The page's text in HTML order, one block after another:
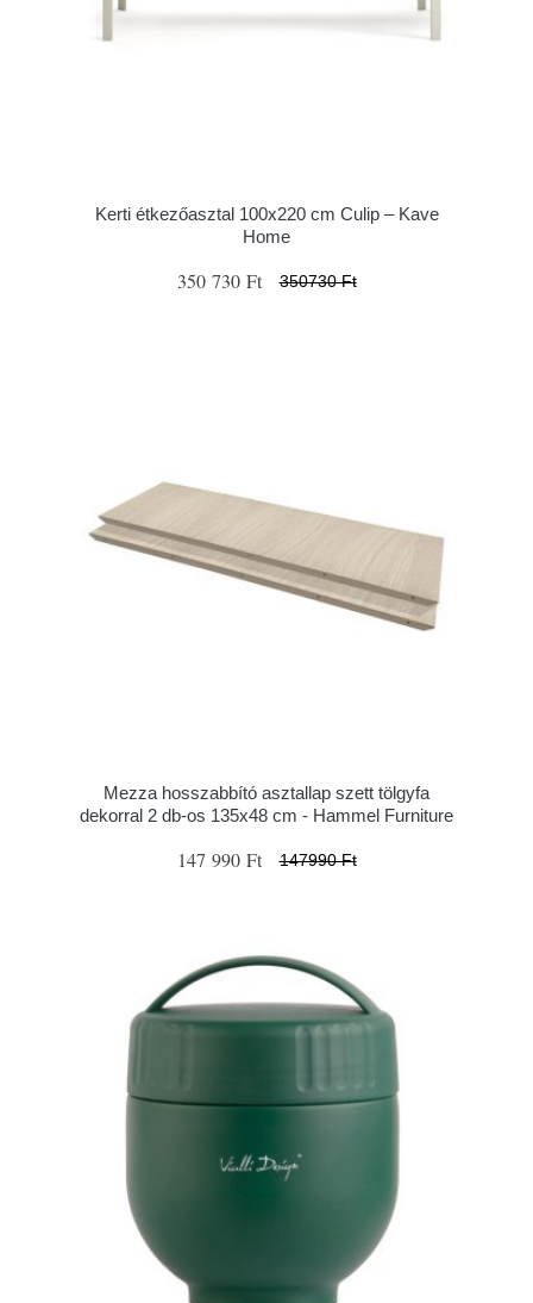
Kerti étkezőasztal 100x220 cm Culip – Kave
Home
350 730 Ft 350730 Ft
Mezza hosszabbító asztallap szett tölgyfa
dekorral 2 db-os 135x48 cm - Hammel Furniture
147 990 Ft 147990 Ft